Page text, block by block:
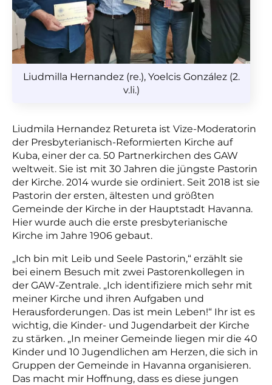
Liudmilla Hernandez (re.), Yoelcis González (2.
v.li.)
Liudmila Hernandez Retureta ist Vize-Moderatorin
der Presbyterianisch-Reformierten Kirche auf
Kuba, einer der ca. 50 Partnerkirchen des GAW
weltweit. Sie ist mit 30 Jahren die jüngste Pastorin
der Kirche. 2014 wurde sie ordiniert. Seit 2018 ist sie
Pastorin der ersten, ältesten und größten
Gemeinde der Kirche in der Hauptstadt Havanna.
Hier wurde auch die erste presbyterianische
Kirche im Jahre 1906 gebaut.
„Ich bin mit Leib und Seele Pastorin,“ erzählt sie
bei einem Besuch mit zwei Pastorenkollegen in
der GAW-Zentrale. „Ich identifiziere mich sehr mit
meiner Kirche und ihren Aufgaben und
Herausforderungen. Das ist mein Leben!“ Ihr ist es
wichtig, die Kinder- und Jugendarbeit der Kirche
zu stärken. „In meiner Gemeinde liegen mir die 40
Kinder und 10 Jugendlichen am Herzen, die sich in
Gruppen der Gemeinde in Havanna organisieren.
Das macht mir Hoffnung, dass es diese jungen